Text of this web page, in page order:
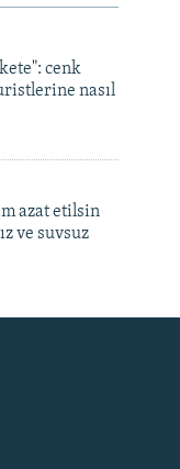
cenk
nasıl
azat etilsin
ve suvsuz